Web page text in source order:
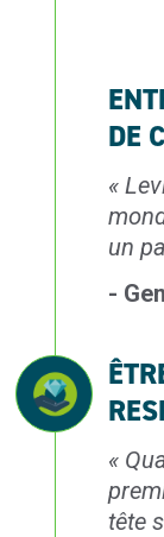
DE
«
un
-
«
tête